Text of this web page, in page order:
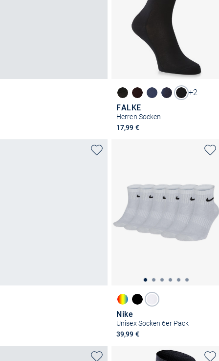
+2
FALKE
Herren Socken
17,99 €
Nike
Unisex Socken 6er Pack
39,99 €